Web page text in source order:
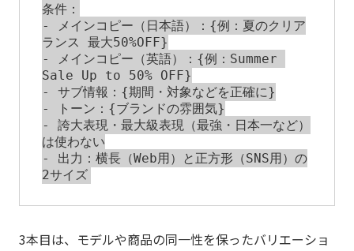
条件：
- メインコピー（日本語）：{例：夏のクリア
ランス 最大50%OFF}
- メインコピー（英語）：{例：Summer
Sale Up to 50% OFF}
- サブ情報：{期間・対象などを正確に}
- トーン：{ブランドの雰囲気}
- 誇大表現・最大級表現（最強・日本一など）
は使わない
- 出力：横長（Web用）と正方形（SNS用）の
2サイズ
3本目は、モデルや商品の同一性を保ったバリエーショ